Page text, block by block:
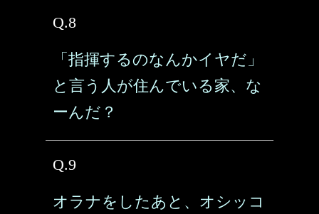
Q.8
「指揮するのなんかイヤだ」
と言う人が住んでいる家、な
ーんだ？
Q.9
オラナをしたあと、オシッコ